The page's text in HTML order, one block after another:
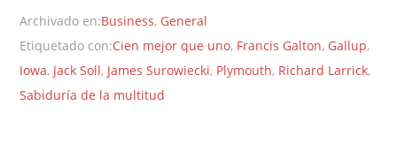
Archivado en:Business, General
Etiquetado con:Cien mejor que uno, Francis Galton, Gallup,
Iowa, Jack Soll, James Surowiecki, Plymouth, Richard Larrick,
Sabiduría de la multitud